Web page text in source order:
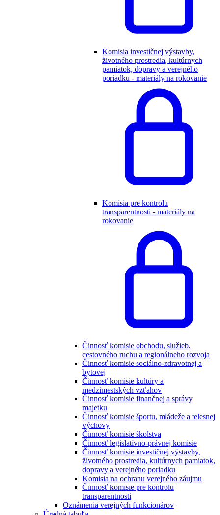
Komisia investičnej výstavby,
životného prostredia, kultúrnych
pamiatok, dopravy a verejného
poriadku - materiály na rokovanie
Komisia pre kontrolu
transparentnosti - materiály na
rokovanie
Činnosť komisie obchodu, služieb,
cestovného ruchu a regionálneho rozvoja
Činnosť komisie sociálno-zdravotnej a
bytovej
Činnosť komisie kultúry a
medzimestských vzťahov
Činnosť komisie finančnej a správy
majetku
Činnosť komisie športu, mládeže a telesnej
výchovy
Činnosť komisie školstva
Činnosť legislatívno-právnej komisie
Činnosť komisie investičnej výstavby,
životného prostredia, kultúrnych pamiatok,
dopravy a verejného poriadku
Komisia na ochranu verejného záujmu
Činnosť komisie pre kontrolu
transparentnosti
Oznámenia verejných funkcionárov